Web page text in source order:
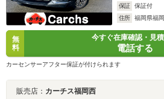
保証
保証付
住所
福岡県福
無
料
今すぐ在庫確認・見
電話する
カーセンサーアフター保証が付けられます
販売店： カーチス福岡西